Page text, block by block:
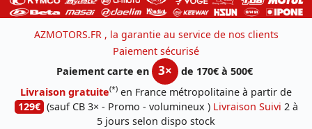
AZMOTORS.FR , la garantie au service de nos clients
Paiement sécurisé
Paiement carte en
3×
de 170€ à 500€
Livraison gratuite(*) en France métropolitaine à partir de
129€ (sauf CB 3× - Promo - volumineux ) Livraison Suivi 2 à
5 jours selon dispo stock